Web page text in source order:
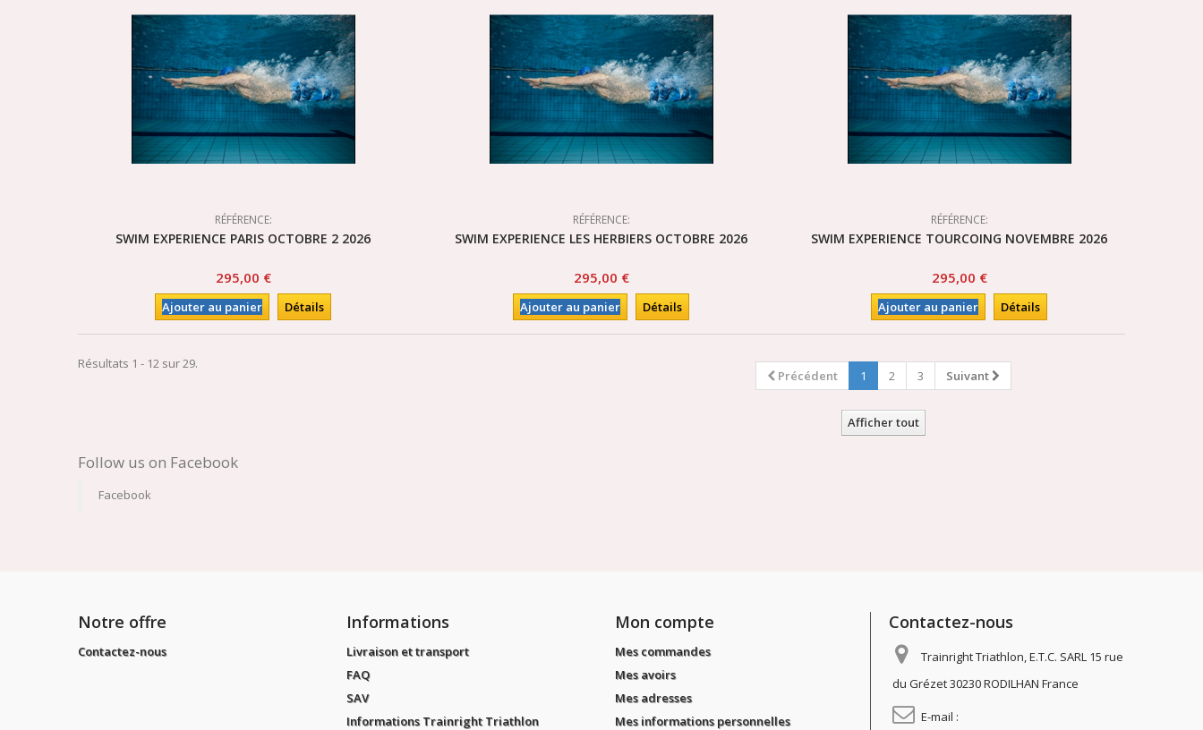
RÉFÉRENCE:
SWIM EXPERIENCE PARIS OCTOBRE 2 2026
295,00 €
Ajouter au panier Détails
RÉFÉRENCE:
SWIM EXPERIENCE LES HERBIERS OCTOBRE 2026
295,00 €
Ajouter au panier Détails
RÉFÉRENCE:
SWIM EXPERIENCE TOURCOING NOVEMBRE 2026
295,00 €
Ajouter au panier Détails
Précédent 1 2 3 Suivant
Afficher tout
Résultats 1 - 12 sur 29.
Follow us on Facebook
Facebook
Notre offre
Contactez-nous
Informations
Livraison et transport
FAQ
SAV
Informations Trainright Triathlon
Mon compte
Mes commandes
Mes avoirs
Mes adresses
Mes informations personnelles
Contactez-nous
Trainright Triathlon, E.T.C. SARL 15 rue
du Grézet 30230 RODILHAN France
E-mail :